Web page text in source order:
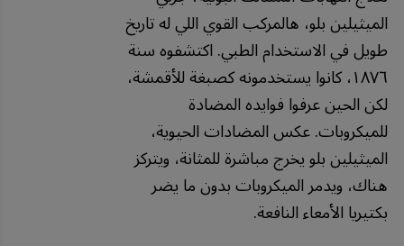
الميثيلين بلو، هالمركب القوي اللي له تاريخ
طويل في الاستخدام الطبي. اكتشفوه سنة
١٨٧٦، كانوا يستخدمونه كصبغة للأقمشة،
لكن الحين عرفوا فوايده المضادة
للميكروبات. عكس المضادات الحيوية،
الميثيلين بلو يخرج مباشرة للمثانة، ويتركز
هناك، ويدمر الميكروبات بدون ما يضر
بكتيريا الأمعاء النافعة.